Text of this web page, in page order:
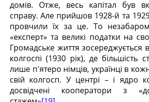
домів. Отже, весь капітал був
справу. Але прийшов 1928-й та
провчили їх за це. То
«експерт» та великі податки на
Громадське життя зосереджується
колгоспі (1930 рік), де більшість
лише п'ятеро німців, українці в
свій колгосп. У центрі – і ядро
досвідчені кооператори з